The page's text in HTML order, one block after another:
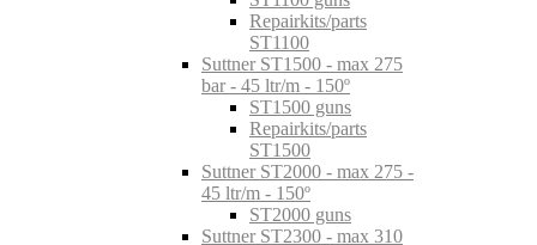
Repairkits/parts
ST1100
Suttner ST1500 - max 275
bar - 45 ltr/m - 150º
ST1500 guns
Repairkits/parts
ST1500
Suttner ST2000 - max 275 -
45 ltr/m - 150º
ST2000 guns
Suttner ST2300 - max 310